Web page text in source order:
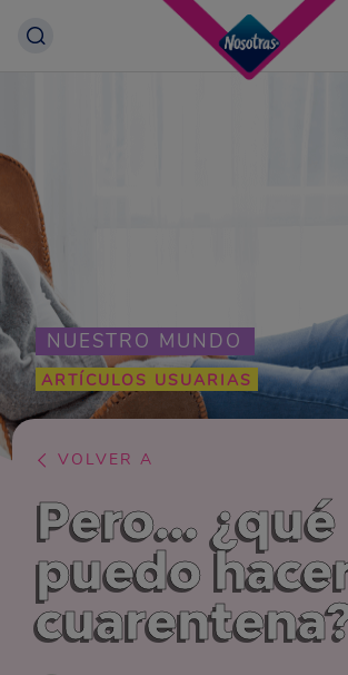
NUESTRO MUNDO
ARTÍCULOS USUARIAS
VOLVER A
Pero… ¿qué
puedo